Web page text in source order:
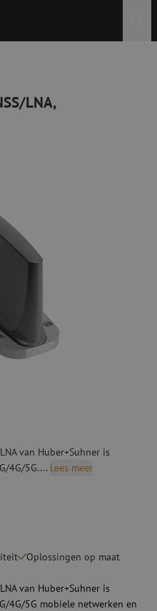
LNA,
van Huber+Suhner is
4G/5G.... Lees meer
Oplossingen op maat
van Huber+Suhner is
4G/5G mobiele netwerken en